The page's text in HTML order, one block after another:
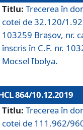
Titlu: Trecerea în
cotei de 32.120/
103259 Brașov, nr.
înscris în C.F. nr.
Mocsel Ibolya.
864/10.12.2019
Titlu: Trecerea în
cotei de 111.962/